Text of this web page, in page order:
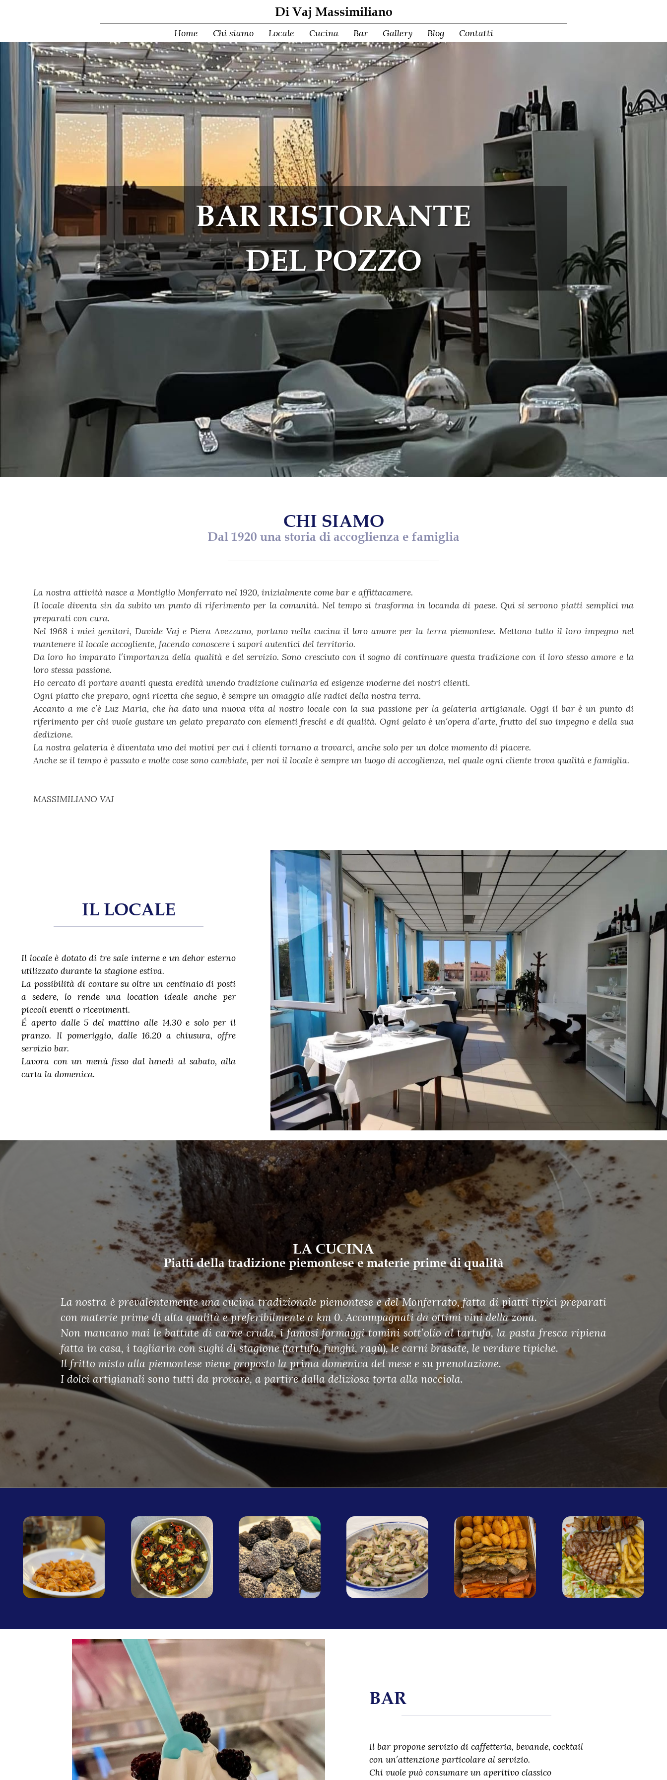
Di Vaj Massimiliano
Home Chi siamo Locale Cucina Bar Gallery Blog Contatti
BAR RISTORANTE
DEL POZZO
CHI SIAMO
Dal 1920 una storia di accoglienza e famiglia
La nostra attività nasce a Montiglio Monferrato nel 1920, inizialmente come bar e affittacamere.
Il locale diventa sin da subito un punto di riferimento per la comunità. Nel tempo si trasforma in locanda di paese. Qui si servono piatti semplici ma
preparati con cura.
Nel 1968 i miei genitori, Davide Vaj e Piera Avezzano, portano nella cucina il loro amore per la terra piemontese. Mettono tutto il loro impegno nel
mantenere il locale accogliente, facendo conoscere i sapori autentici del territorio.
Da loro ho imparato l′importanza della qualità e del servizio. Sono cresciuto con il sogno di continuare questa tradizione con il loro stesso amore e la
loro stessa passione.
Ho cercato di portare avanti questa eredità unendo tradizione culinaria ed esigenze moderne dei nostri clienti.
Ogni piatto che preparo, ogni ricetta che seguo, è sempre un omaggio alle radici della nostra terra.
Accanto a me c′è Luz Maria, che ha dato una nuova vita al nostro locale con la sua passione per la gelateria artigianale. Oggi il bar è un punto di
riferimento per chi vuole gustare un gelato preparato con elementi freschi e di qualità. Ogni gelato è un′opera d′arte, frutto del suo impegno e della sua
dedizione.
La nostra gelateria è diventata uno dei motivi per cui i clienti tornano a trovarci, anche solo per un dolce momento di piacere.
Anche se il tempo è passato e molte cose sono cambiate, per noi il locale è sempre un luogo di accoglienza, nel quale ogni cliente trova qualità e famiglia.
MASSIMILIANO VAJ
IL LOCALE
Il locale è dotato di tre sale interne e un dehor esterno
utilizzato durante la stagione estiva.
La possibilità di contare su oltre un centinaio di posti
a sedere, lo rende una location ideale anche per
piccoli eventi o ricevimenti.
É aperto dalle 5 del mattino alle 14.30 e solo per il
pranzo. Il pomeriggio, dalle 16.20 a chiusura, offre
servizio bar.
Lavora con un menù fisso dal lunedì al sabato, alla
carta la domenica.
LA CUCINA
Piatti della tradizione piemontese e materie prime di qualità
La nostra è prevalentemente una cucina tradizionale piemontese e del Monferrato, fatta di piatti tipici preparati
con materie prime di alta qualità e preferibilmente a km 0. Accompagnati da ottimi vini della zona.
Non mancano mai le battute di carne cruda, i famosi formaggi tomini sott′olio al tartufo, la pasta fresca ripiena
fatta in casa, i tagliarin con sughi di stagione (tartufo, funghi, ragù), le carni brasate, le verdure tipiche.
Il fritto misto alla piemontese viene proposto la prima domenica del mese e su prenotazione.
I dolci artigianali sono tutti da provare, a partire dalla deliziosa torta alla nocciola.
BAR
Il bar propone servizio di caffetteria, bevande, cocktail
con un′attenzione particolare al servizio.
Chi vuole può consumare un aperitivo classico